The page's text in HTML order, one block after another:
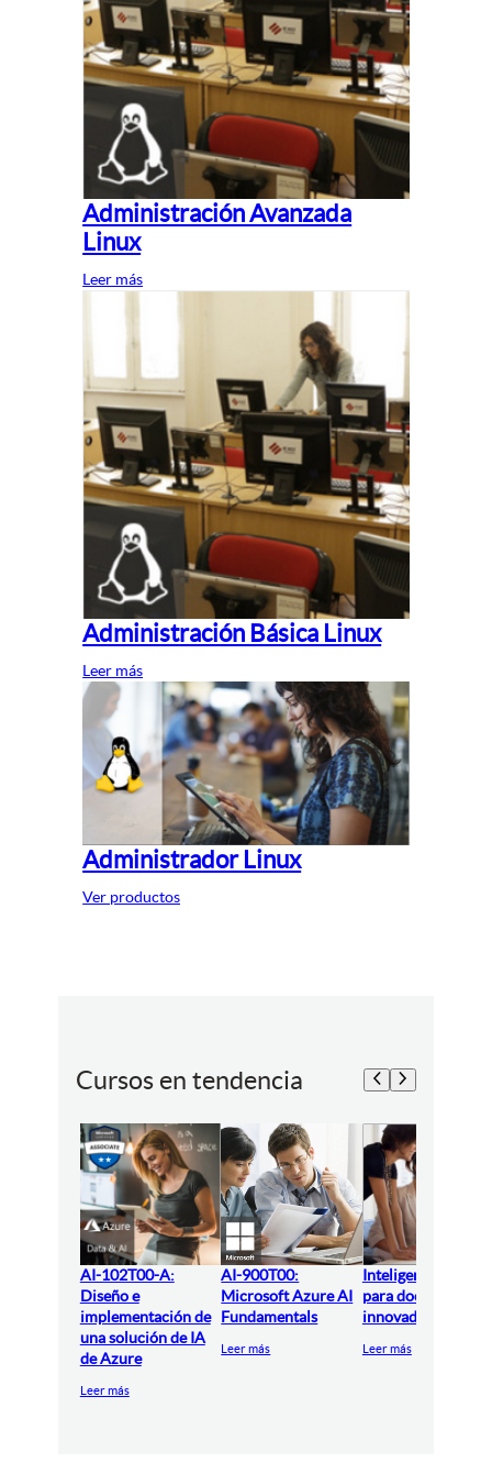
Administración Avanzada
Linux
Leer más
Administración Básica Linux
Leer más
Administrador Linux
Ver productos
Cursos en tendencia
AI-102T00-A:
Diseño e
implementación de
una solución de IA
de Azure
Leer más
AI-900T00:
Microsoft Azure AI
Fundamentals
Leer más
Inteligencia
para docentes
innovadores
Leer más